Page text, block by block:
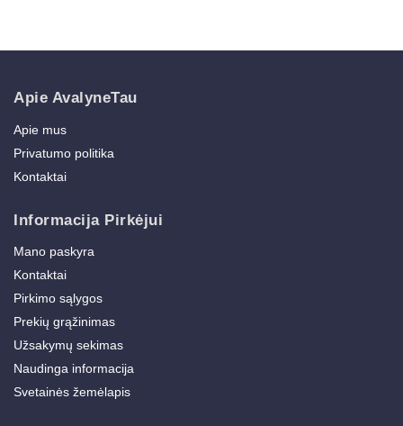
Apie AvalyneTau
Apie mus
Privatumo politika
Kontaktai
Informacija Pirkėjui
Mano paskyra
Kontaktai
Pirkimo sąlygos
Prekių grąžinimas
Užsakymų sekimas
Naudinga informacija
Svetainės žemėlapis